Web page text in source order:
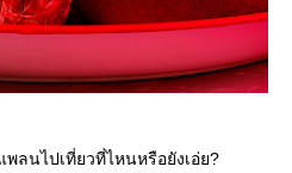
ลนไปเที่ยวที่ไหนหรือยังเอ่ย?